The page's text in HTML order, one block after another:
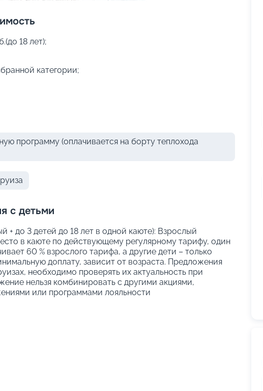
18 лет);
категории;
программу (оплачивается на борту теплохода
с детьми
+ до 3 детей до 18 лет в одной каюте): Взрослый
в каюте по действующему регулярному тарифу, один
60 % взрослого тарифа, а другие дети – только
доплату, зависит от возраста. Предложения
необходимо проверять их актуальность при
нельзя комбинировать с другими акциями,
или программами лояльности